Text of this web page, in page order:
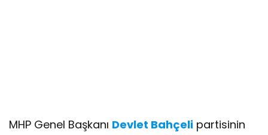
MHP Genel Başkanı Devlet Bahçeli partisinin